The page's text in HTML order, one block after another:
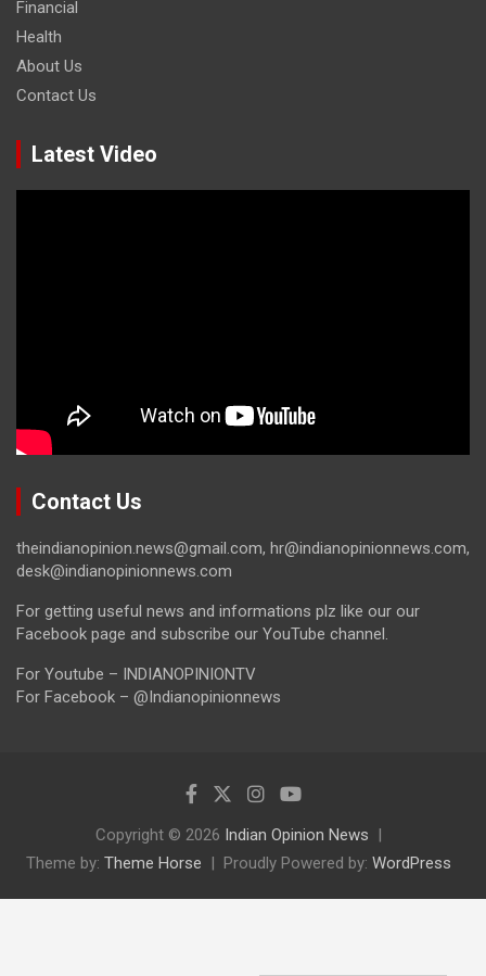
Financial
Health
About Us
Contact Us
Latest Video
Contact Us
theindianopinion.news@gmail.com, hr@indianopinionnews.com,
desk@indianopinionnews.com
For getting useful news and informations plz like our our
Facebook page and subscribe our YouTube channel.
For Youtube – INDIANOPINIONTV
For Facebook – @Indianopinionnews
Copyright © 2026 Indian Opinion News
Theme by: Theme Horse Proudly Powered by: WordPress